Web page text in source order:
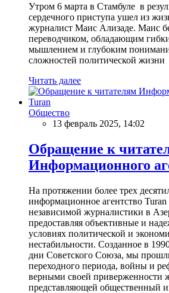
Утром 6 марта в Стамбуле в
сердечного приступа ушел из
журналист Маис Ализаде. Маис
переводчиком, обладающим
мышлением и глубоким
сложностей политической
Читать далее
Общество
13 февраль 2025, 14:02
Обращение к
Информационного
На протяжении более трех
информационное агентство
независимой журналистики в
предоставляя объективные и
условиях политической и
нестабильности. Созданное в
дни Советского Союза, мы
переходного периода, войны и
верными своей приверженности
представляющей общественный